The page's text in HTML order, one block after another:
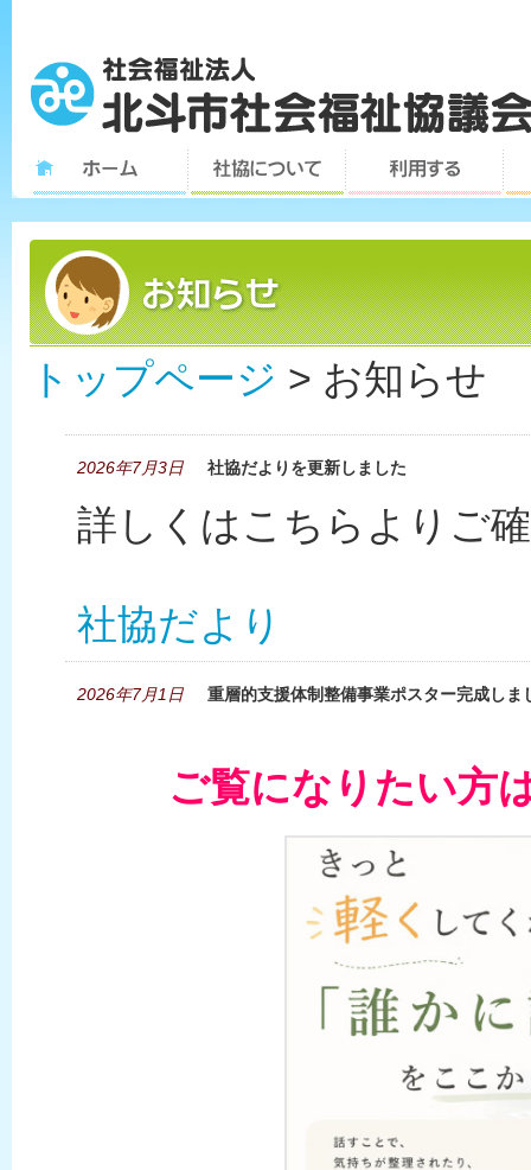
トップページ > お知らせ
2026年7月3日 社協だよりを更新しました
詳しくはこちらよりご
社協だより
2026年7月1日 重層的支援体制整備事業ポスター完成しま
ご覧になりたい方